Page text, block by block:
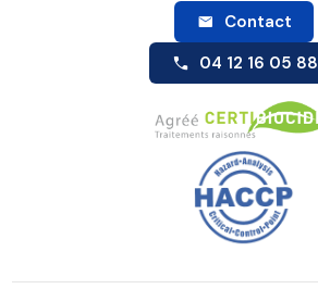
Contact
04 12 16 05 88